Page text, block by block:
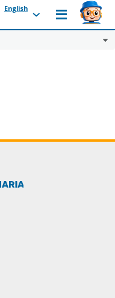
English